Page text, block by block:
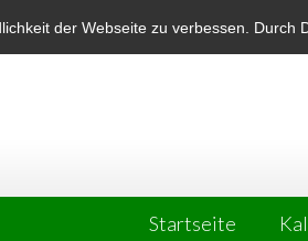
der Webseite zu verbessen. Durch
Startseite